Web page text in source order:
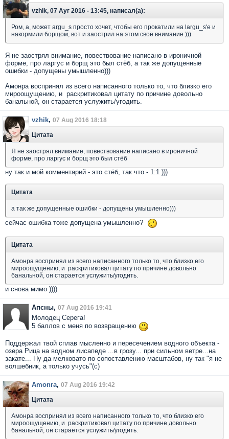
vzhik, 07 Ауг 2016 - 13:45, написал(а):
Ром, а, может argu_s просто хочет, чтобы его прокатили на largu_s'е и
накормили борщом, вот и заострил на этом своё внимание )))
Я не заострял внимание, повествование написано в ироничной
форме, про ларгус и борщ это был стёб, а так же допущенные
ошибки - допущены умышленно)))
Амонра воспринял из всего написанного только то, что близко его
мироощущению, и раскритиковал цитату по причине довольно
банальной, он старается услужить/угодить.
vzhik, 07 Aug 2016 18:18
Цитата
Я не заострял внимание, повествование написано в ироничной
форме, про ларгус и борщ это был стёб
ну так и мой комментарий - это стёб, так что - 1:1 )))
Цитата
а так же допущенные ошибки - допущены умышленно)))
сейчас ошибка тоже допущена умышленно?
Цитата
Амонра воспринял из всего написанного только то, что близко его
мироощущению, и раскритиковал цитату по причине довольно
банальной, он старается услужить/угодить.
и снова мимо ))))
Апсны, 07 Aug 2016 19:41
Молодец Серега!
5 баллов с меня по возвращению
Поддержал твой сплав мысленно и пересечением водного объекта -
озера Рица на водном лисапеде ...в грозу... при сильном ветре...на
закате... Ну да мелковато по сопоставлению масштабов, ну так "я не
волшебник, а только учусь"(с)
Amonra, 07 Aug 2016 19:42
Цитата
Амонра воспринял из всего написанного только то, что близко его
мироощущению, и раскритиковал цитату по причине довольно
банальной, он старается услужить/угодить.